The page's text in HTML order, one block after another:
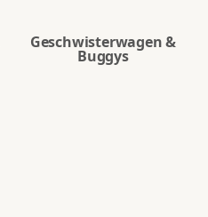
Geschwisterwagen &
Buggys